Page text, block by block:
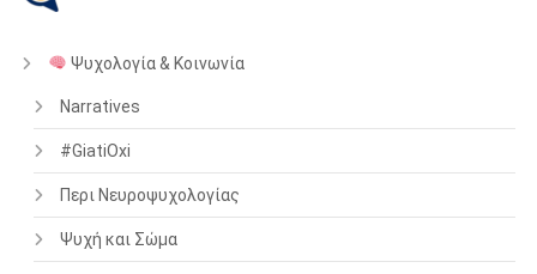
Ψυχολογία & Κοινωνία
Narratives
#GiatiOxi
Περι Νευροψυχολογίας
Ψυχή και Σώμα